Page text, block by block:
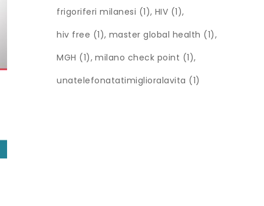
frigoriferi milanesi (1) HIV (1)
hiv free (1) master global health (1)
MGH (1) milano check point (1)
unatelefonatatimiglioralavita (1)